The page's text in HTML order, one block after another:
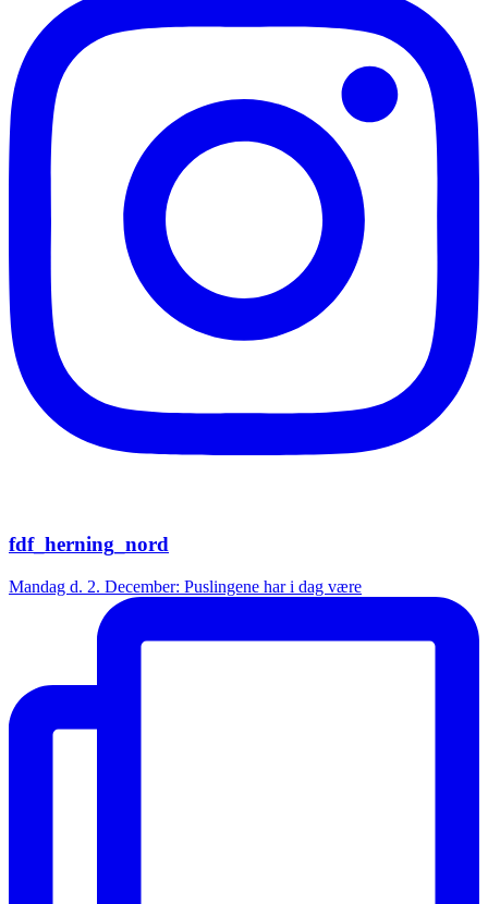
fdf_herning_nord
Mandag d. 2. December: Puslingene har i dag være